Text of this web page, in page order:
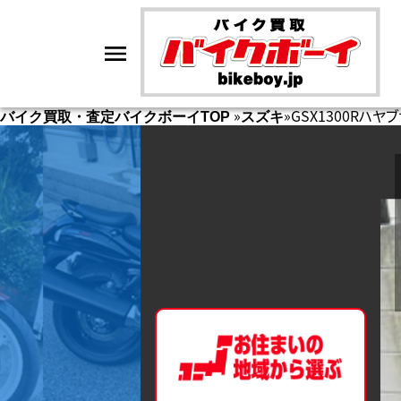
バイク買取・査定バイクボーイTOP»スズキ»GSX1300Rハヤ